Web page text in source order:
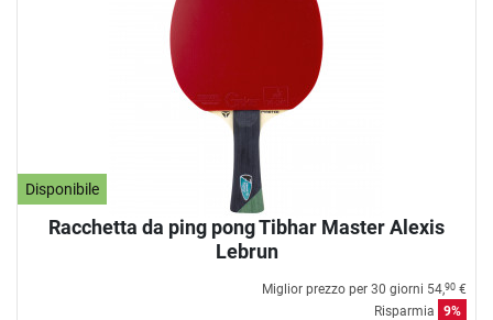
Disponibile
Racchetta da ping pong Tibhar Master Alexis
Lebrun
Miglior prezzo per 30 giorni 54,90 €
Risparmia
9%